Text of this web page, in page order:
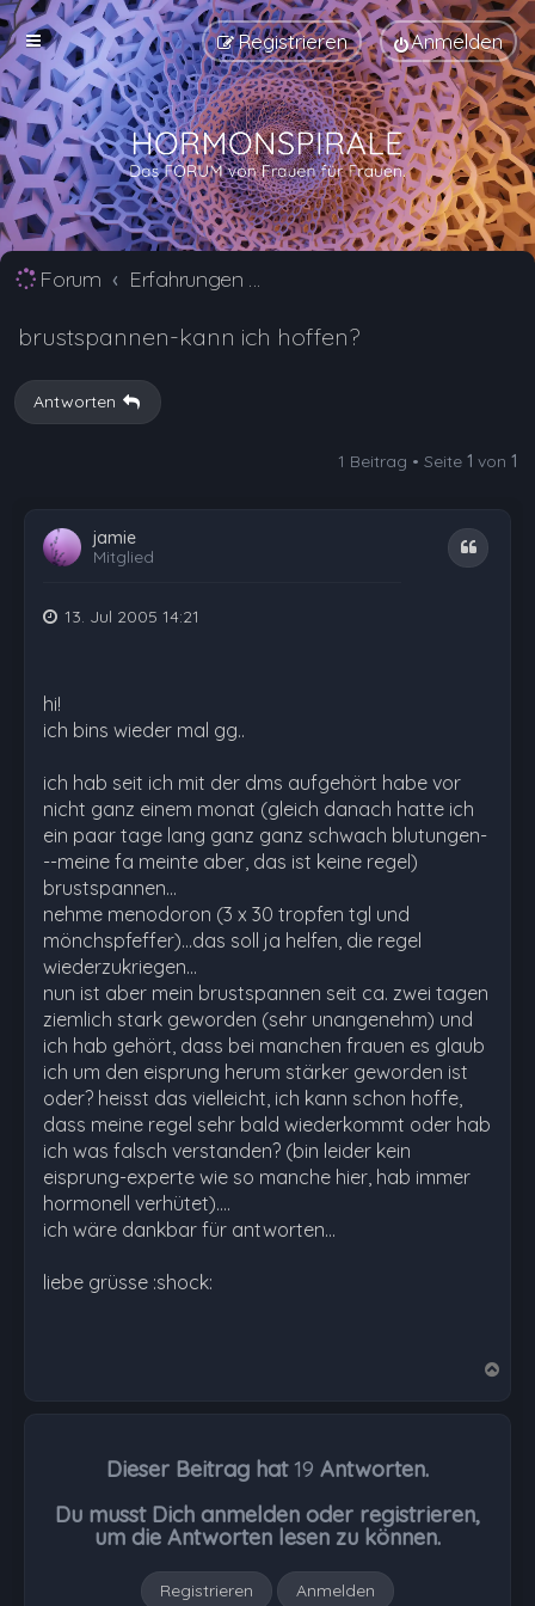
Anmelden
Registrieren
Forum Erfahrungen mit Verhütungsmittel Alternativen
brustspannen-kann ich hoffen?
Antworten
1 Beitrag • Seite 1 von 1
jamie
Mitglied
Zitat
13. Jul 2005 14:21
hi!
ich bins wieder mal gg..
ich hab seit ich mit der dms aufgehört habe vor
nicht ganz einem monat (gleich danach hatte ich
ein paar tage lang ganz ganz schwach blutungen-
--meine fa meinte aber, das ist keine regel)
brustspannen...
nehme menodoron (3 x 30 tropfen tgl und
mönchspfeffer)...das soll ja helfen, die regel
wiederzukriegen...
nun ist aber mein brustspannen seit ca. zwei tagen
ziemlich stark geworden (sehr unangenehm) und
ich hab gehört, dass bei manchen frauen es glaub
ich um den eisprung herum stärker geworden ist
oder? heisst das vielleicht, ich kann schon hoffe,
dass meine regel sehr bald wiederkommt oder hab
ich was falsch verstanden? (bin leider kein
eisprung-experte wie so manche hier, hab immer
hormonell verhütet)....
ich wäre dankbar für antworten...
liebe grüsse :shock:
Dieser Beitrag hat 19 Antworten.
Du musst Dich anmelden oder registrieren,
um die Antworten lesen zu können.
Registrieren Anmelden